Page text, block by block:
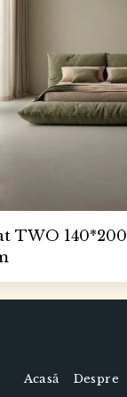
TWO 140*200
Acasă Despre